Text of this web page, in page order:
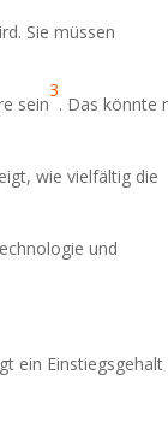
Sie müssen
sein
3
. Das könnte
wie vielfältig die
und
ein